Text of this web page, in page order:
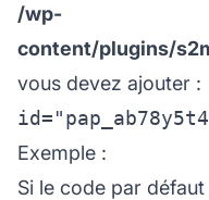
/wp-
content/plugins/
vous devez ajouter :
Exemple :
Si le code par